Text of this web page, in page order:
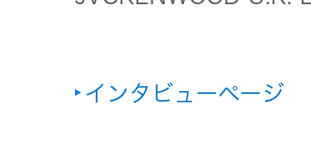
インタビューページ